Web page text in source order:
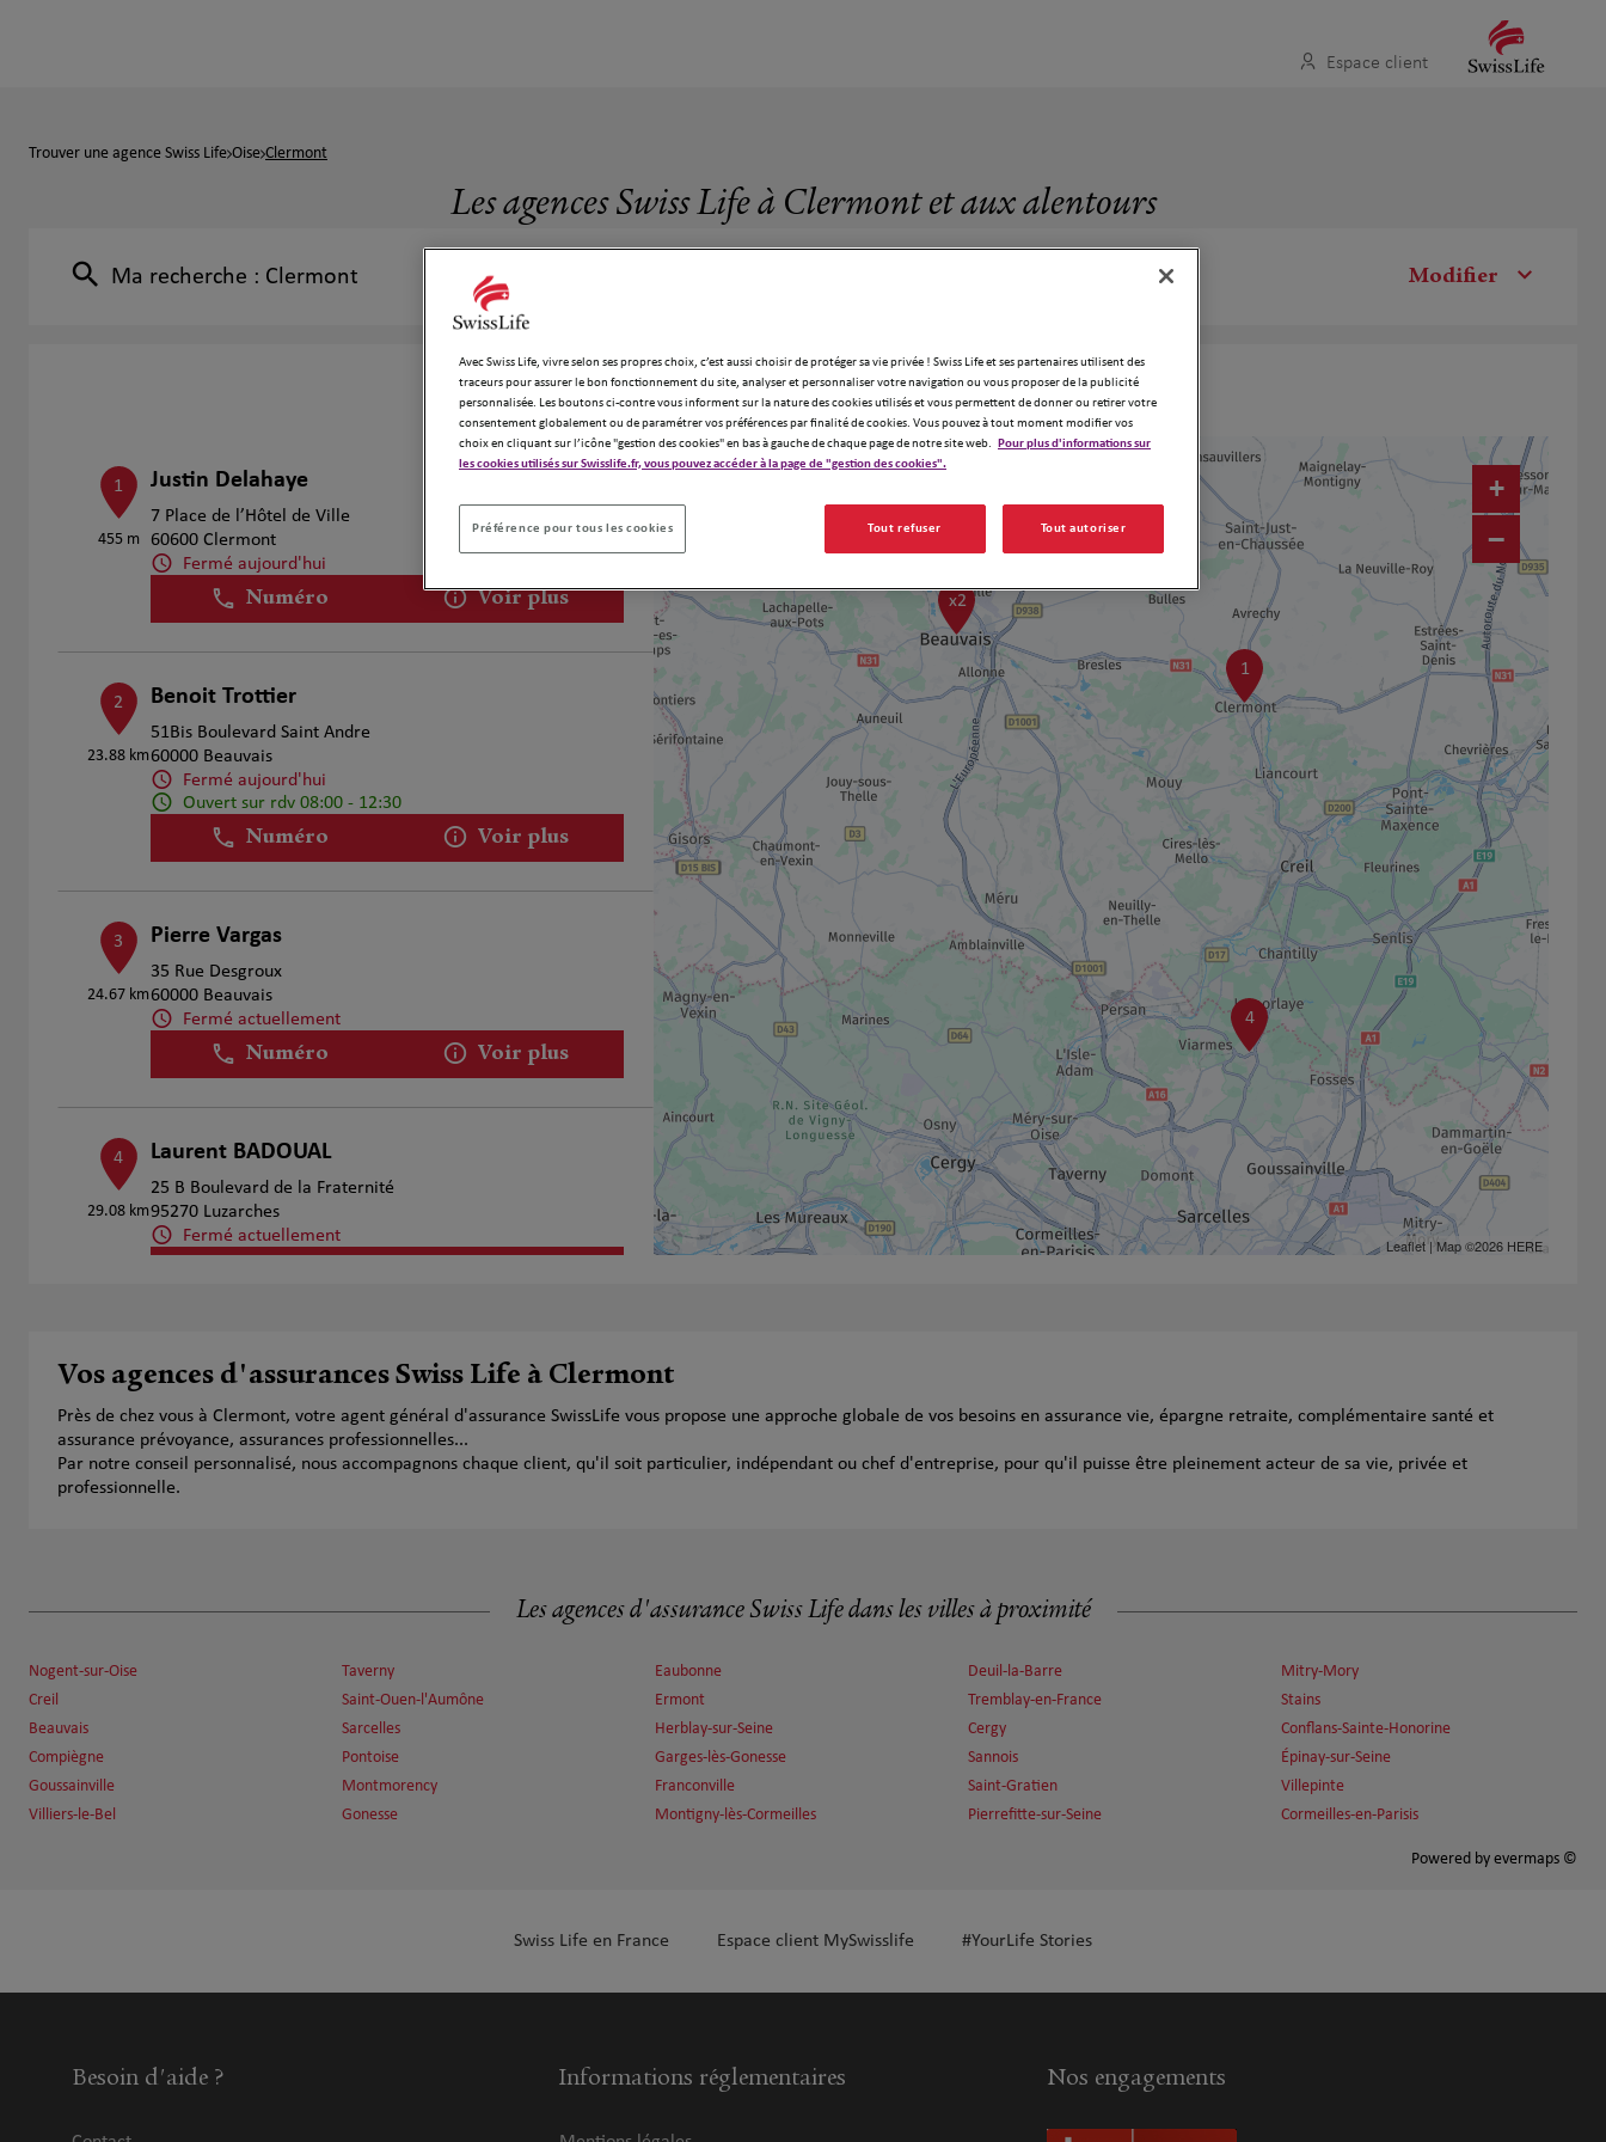
Espace client
Trouver une agence Swiss Life Oise Clermont
Les agences Swiss Life à Clermont et aux alentours
Ma recherche : Clermont Modifier
4 agences Swiss Life à Clermont
1
455 m
Justin Delahaye
7 Place de l’Hôtel de Ville
60600 Clermont
Fermé aujourd'hui
Numéro Voir plus
2
23.88 km
Benoit Trottier
51Bis Boulevard Saint Andre
60000 Beauvais
Fermé aujourd'hui
Ouvert sur rdv 08:00 - 12:30
Numéro Voir plus
3
24.67 km
Pierre Vargas
35 Rue Desgroux
60000 Beauvais
Fermé actuellement
Numéro Voir plus
4
29.08 km
Laurent BADOUAL
25 B Boulevard de la Fraternité
95270 Luzarches
Fermé actuellement
4
1
x2
+
−
Leaflet| Map ©2026 HERE
Vos agences d'assurances Swiss Life à Clermont
Près de chez vous à Clermont, votre agent général d'assurance SwissLife vous propose une approche globale de vos besoins en assurance vie, épargne retraite, complémentaire santé et
assurance prévoyance, assurances professionnelles...
Par notre conseil personnalisé, nous accompagnons chaque client, qu'il soit particulier, indépendant ou chef d'entreprise, pour qu'il puisse être pleinement acteur de sa vie, privée et
professionnelle.
Les agences d'assurance Swiss Life dans les villes à proximité
Nogent-sur-Oise
Creil
Beauvais
Compiègne
Goussainville
Villiers-le-Bel
Taverny
Saint-Ouen-l'Aumône
Sarcelles
Pontoise
Montmorency
Gonesse
Eaubonne
Ermont
Herblay-sur-Seine
Garges-lès-Gonesse
Franconville
Montigny-lès-Cormeilles
Deuil-la-Barre
Tremblay-en-France
Cergy
Sannois
Saint-Gratien
Pierrefitte-sur-Seine
Mitry-Mory
Stains
Conflans-Sainte-Honorine
Épinay-sur-Seine
Villepinte
Cormeilles-en-Parisis
Powered by evermaps ©
Swiss Life en France Espace client MySwisslife #YourLife Stories
Besoin d'aide ? Informations réglementaires Nos engagements
Avec Swiss Life, vivre selon ses propres choix, c’est aussi choisir de protéger sa vie privée ! Swiss Life et ses partenaires utilisent des
traceurs pour assurer le bon fonctionnement du site, analyser et personnaliser votre navigation ou vous proposer de la publicité
personnalisée. Les boutons ci-contre vous informent sur la nature des cookies utilisés et vous permettent de donner ou retirer votre
consentement globalement ou de paramétrer vos préférences par finalité de cookies. Vous pouvez à tout moment modifier vos
choix en cliquant sur l’icône "gestion des cookies" en bas à gauche de chaque page de notre site web. Pour plus d'informations sur
les cookies utilisés sur Swisslife.fr, vous pouvez accéder à la page de "gestion des cookies".
Préférence pour tous les cookies Tout refuser Tout autoriser